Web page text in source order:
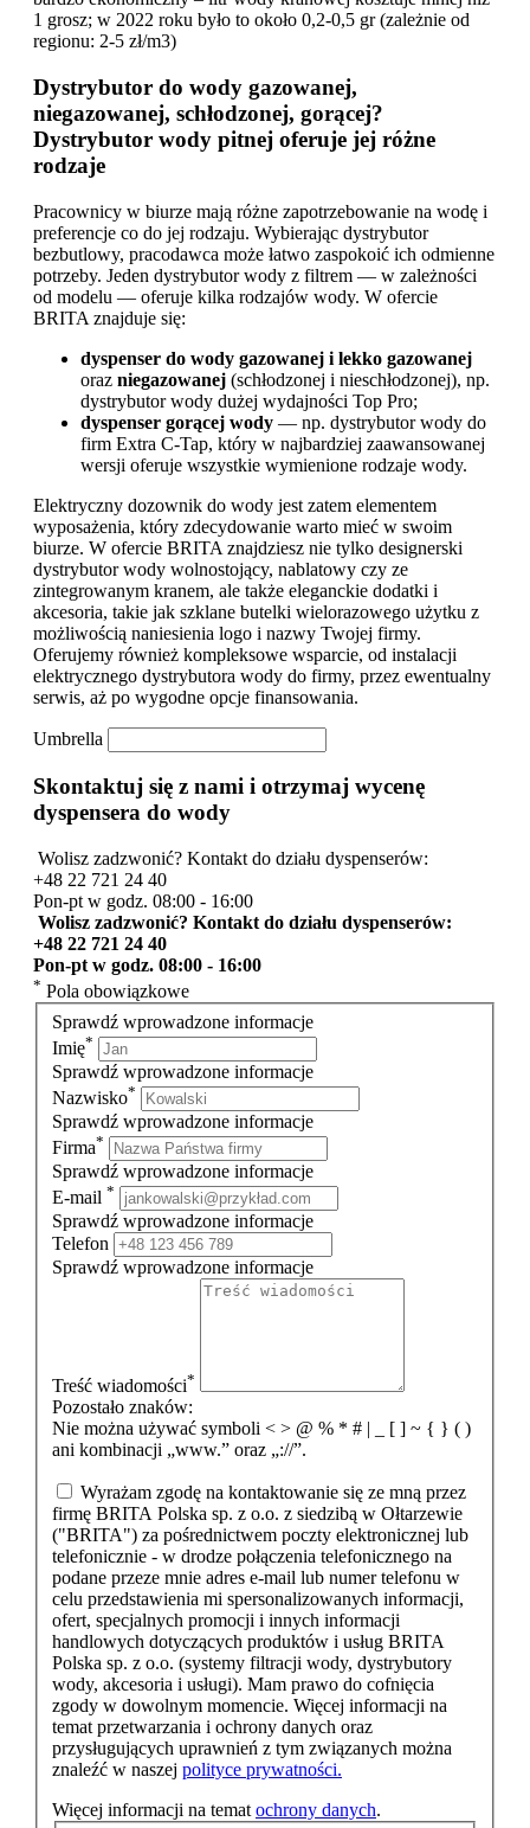
1 grosz; w 2022 roku było to około 0,2-0,5 gr (zależnie od
regionu: 2-5 zł/m3)
Dystrybutor do wody gazowanej,
niegazowanej, schłodzonej, gorącej?
Dystrybutor wody pitnej oferuje jej różne
rodzaje
Pracownicy w biurze mają różne zapotrzebowanie na wodę i
preferencje co do jej rodzaju. Wybierając dystrybutor
bezbutlowy, pracodawca może łatwo zaspokoić ich odmienne
potrzeby. Jeden dystrybutor wody z filtrem — w zależności
od modelu — oferuje kilka rodzajów wody. W ofercie
BRITA znajduje się:
dyspenser do wody gazowanej i lekko gazowanej
oraz niegazowanej (schłodzonej i nieschłodzonej), np.
dystrybutor wody dużej wydajności Top Pro;
dyspenser gorącej wody — np. dystrybutor wody do
firm Extra C-Tap, który w najbardziej zaawansowanej
wersji oferuje wszystkie wymienione rodzaje wody.
Elektryczny dozownik do wody jest zatem elementem
wyposażenia, który zdecydowanie warto mieć w swoim
biurze. W ofercie BRITA znajdziesz nie tylko designerski
dystrybutor wody wolnostojący, nablatowy czy ze
zintegrowanym kranem, ale także eleganckie dodatki i
akcesoria, takie jak szklane butelki wielorazowego użytku z
możliwością naniesienia logo i nazwy Twojej firmy.
Oferujemy również kompleksowe wsparcie, od instalacji
elektrycznego dystrybutora wody do firmy, przez ewentualny
serwis, aż po wygodne opcje finansowania.
Umbrella
Skontaktuj się z nami i otrzymaj wycenę
dyspensera do wody
Wolisz zadzwonić? Kontakt do działu dyspenserów:
+48 22 721 24 40
Pon-pt w godz. 08:00 - 16:00
Wolisz zadzwonić? Kontakt do działu dyspenserów:
+48 22 721 24 40
Pon-pt w godz. 08:00 - 16:00
* Pola obowiązkowe
Sprawdź wprowadzone informacje
Imię*
Sprawdź wprowadzone informacje
Nazwisko*
Sprawdź wprowadzone informacje
Firma*
Sprawdź wprowadzone informacje
E-mail *
Sprawdź wprowadzone informacje
Telefon
Sprawdź wprowadzone informacje
Treść wiadomości*
Pozostało znaków:
Nie można używać symboli < > @ % * # | _ [ ] ~ { } ( )
ani kombinacji „www.” oraz „://”.
Wyrażam zgodę na kontaktowanie się ze mną przez
firmę BRITA Polska sp. z o.o. z siedzibą w Ołtarzewie
("BRITA") za pośrednictwem poczty elektronicznej lub
telefonicznie - w drodze połączenia telefonicznego na
podane przeze mnie adres e-mail lub numer telefonu w
celu przedstawienia mi spersonalizowanych informacji,
ofert, specjalnych promocji i innych informacji
handlowych dotyczących produktów i usług BRITA
Polska sp. z o.o. (systemy filtracji wody, dystrybutory
wody, akcesoria i usługi). Mam prawo do cofnięcia
zgody w dowolnym momencie. Więcej informacji na
temat przetwarzania i ochrony danych oraz
przysługujących uprawnień z tym związanych można
znaleźć w naszej polityce prywatności.
Więcej informacji na temat ochrony danych.